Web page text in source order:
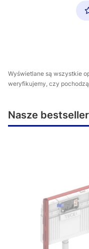
Wyświetlane są wszystkie
weryfikujemy, czy
Nasze